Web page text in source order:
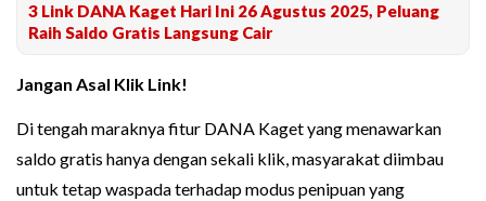
3 Link DANA Kaget Hari Ini 26 Agustus 2025, Peluang
Raih Saldo Gratis Langsung Cair
Jangan Asal Klik Link!
Di tengah maraknya fitur DANA Kaget yang menawarkan
saldo gratis hanya dengan sekali klik, masyarakat diimbau
untuk tetap waspada terhadap modus penipuan yang